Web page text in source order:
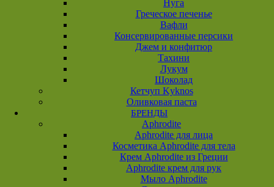
Нуга
Греческое печенье
Вафли
Консервированные персики
Джем и конфитюр
Тахини
Лукум
Шоколад
Кетчуп Kyknos
Оливковая паста
БРЕНДЫ
Aphrodite
Aphrodite для лица
Косметика Aphrodite для тела
Крем Aphrodite из Греции
Aphrodite крем для рук
Мыло Aphrodite